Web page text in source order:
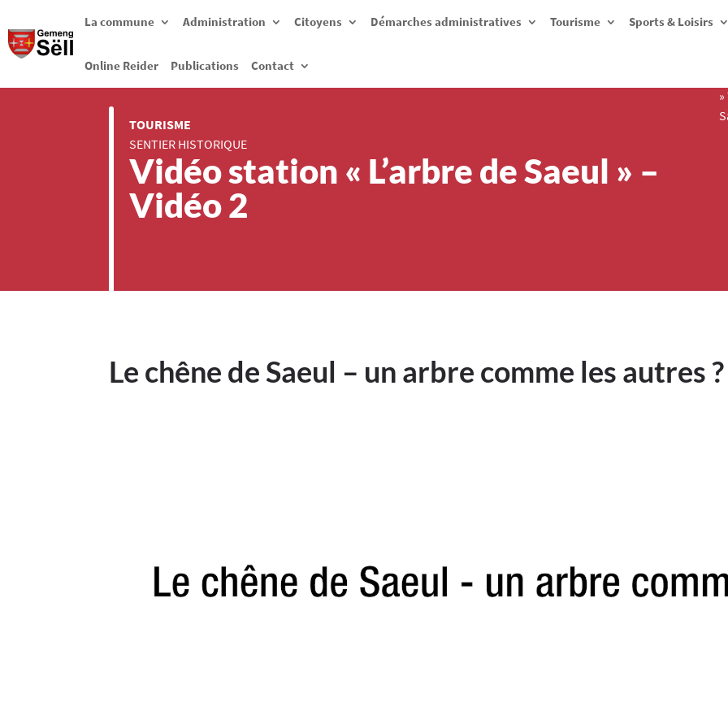
La commune Administration Citoyens Démarches administratives Tourisme Sports & Loisirs
Online Reider Publications Contact
TOURISME
SENTIER HISTORIQUE
Vidéo station « L’arbre de Saeul » –
Vidéo 2
»
Le chêne de Saeul – un arbre comme les autres